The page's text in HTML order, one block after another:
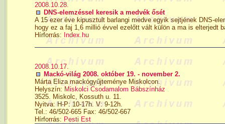
2008.10.28.
DNS-elemzéssel keresik a medvék ősét
A 15 ezer éve kipusztult barlangi medve egyik sejtjének DNS-
hogy ez a faj 1,6 millió évvel ezelőtt vált külön a ma is elterjedt
Hírforrás: Index.hu
2008.10.17.
Mackó-világ 2008. október 19. - november 2.
Márta Eliza mackógyűjteménye Miskolcon.
Helyszín: Miskolci Csodamalom Bábszínház
3525. Miskolc, Kossuth u. 11.
Nyitva: H-P: 10-17h. V: 9-12h.
Tel.: 46/502-665 Fax: 46/502-667
Hírforrás: Pesti Est